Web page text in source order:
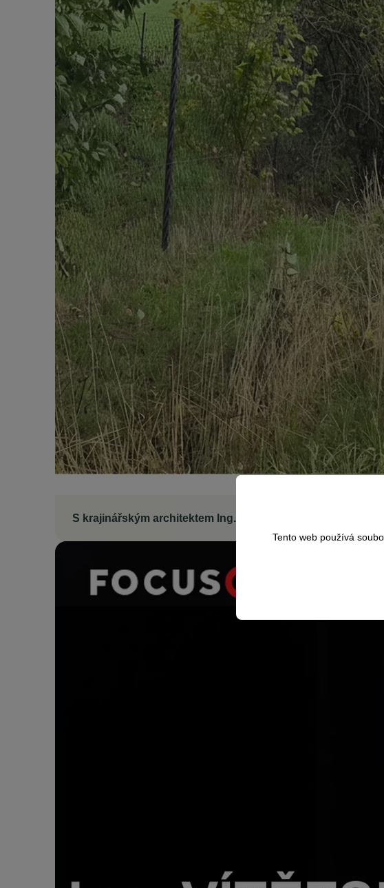
S krajinářským architektem Ing. Františkem Frolou
Tento web používá